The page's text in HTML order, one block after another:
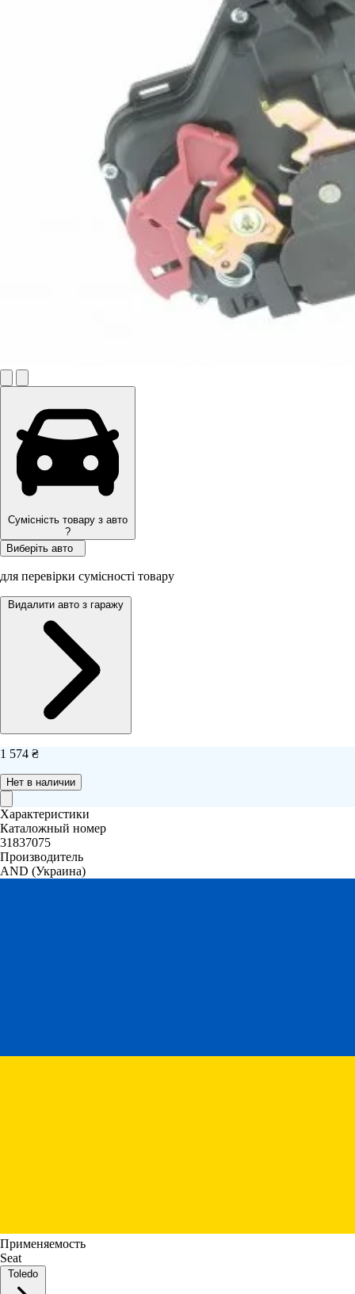
Сумісність товару з авто
?
Виберіть авто
для перевірки сумісності товару
Видалити авто з гаражу
1 574 ₴
Нет в наличии
Характеристики
Каталожный номер
31837075
Производитель
AND (Украина)
Применяемость
Seat